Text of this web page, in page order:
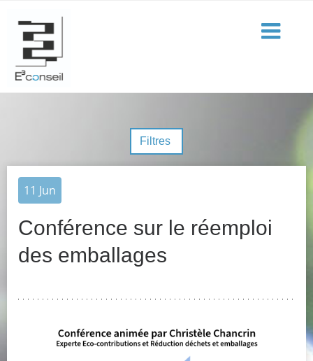
11 Jun
Conférence sur le réemploi
des emballages
Filtres